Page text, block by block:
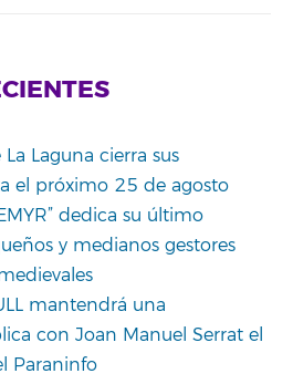
Laguna cierra sus
el próximo 25 de agosto
dedica su último
y medianos gestores
mantendrá una
con Joan Manuel Serrat el
Paraninfo